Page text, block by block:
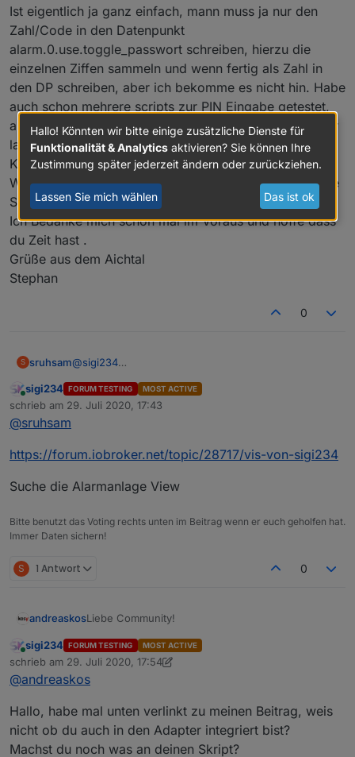
Ist eigentlich ja ganz einfach, mann muss ja nur den
Zahl/Code in den Datenpunkt
alarm.0.use.toggle_passwort schreiben, hierzu die
einzelnen Ziffen sammeln und wenn fertig als Zahl in
den DP schreiben, aber ich bekomme es nicht hin. Habe
auch schon mehrere scripts zur PIN Eingabe getestet,
aber immer ohne Erfolg. Sehe vermutlich den Wald vor
lauter Bäume nicht.....
Kannst du mir Bitte helfen, und mir den View oder das
Widget des Nummenblocks als auch das dazugehörige
Script bereitstellen ... damit ich da weiterkomme .......
Ich Bedanke mich schon mal im Voraus und hoffe dass
du Zeit hast .
Grüße aus dem Aichtal
Stephan
0
S sruhsam@sigi234
einer Lösung einer PIN-Eingabe mir iobroker.alarm
zusammen.
alarm.0.use.toggle_passwort schreiben, hierzu die
den DP schreiben, aber ich bekomme es nicht hin.
Habe auch schon mehrere scripts zur PIN Eingabe
den Wald vor lauter Bäume nicht.....
Kannst du mir Bitte helfen, und mir den View oder
dazugehörige Script bereitstellen ... damit ich da
dass du Zeit hast .
Stephan
Online
sigi234 FORUM TESTING MOST ACTIVE
schrieb am 29. Juli 2020, 17:43
zuletzt editiert von
@sruhsam
https://forum.iobroker.net/topic/28717/vis-von-sigi234
Suche die Alarmanlage View
Bitte benutzt das Voting rechts unten im Beitrag wenn er euch geholfen hat.
Immer Daten sichern!
S 1 Antwort 0
andreaskosLiebe Community!
Kurzfassung
Hier stelle ich ein Skript für eine Alarmanlage vor.
Einfach die Einstellungen im Skript anpassen und
javascript.0.Alarmanlage ) steuern.
LG Andreas
Langfassung
Online
sigi234 FORUM TESTING MOST ACTIVE
schrieb am 29. Juli 2020, 17:54
zuletzt editiert von sigi234
@andreaskos
Hallo, habe mal unten verlinkt zu meinen Beitrag, weis
nicht ob du auch in den Adapter integriert bist?
Machst du noch was an deinen Skript?
Hallo! Könnten wir bitte einige zusätzliche Dienste für
Funktionalität & Analytics aktivieren? Sie können Ihre
Zustimmung später jederzeit ändern oder zurückziehen.
Lassen Sie mich wählen Das ist ok